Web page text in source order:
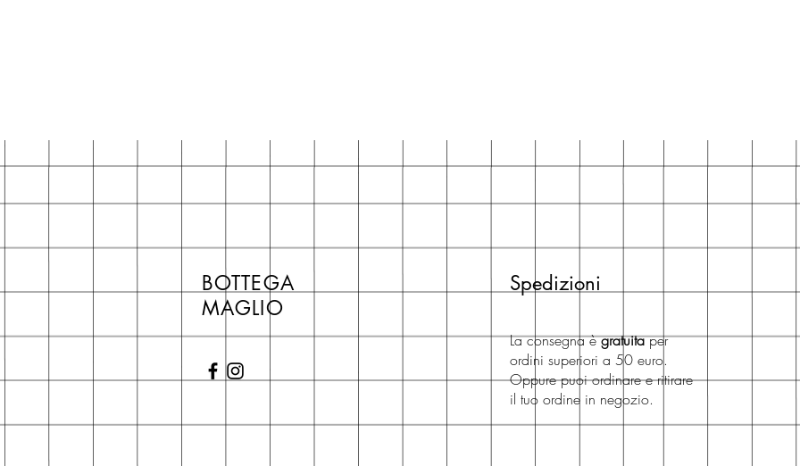
BOTTEGA
MAGLIO
Spedizioni
La consegna ègratuitaper
ordini superiori a 50 euro.
Oppure puoi ordinare e ritirare
il tuo ordine in negozio.